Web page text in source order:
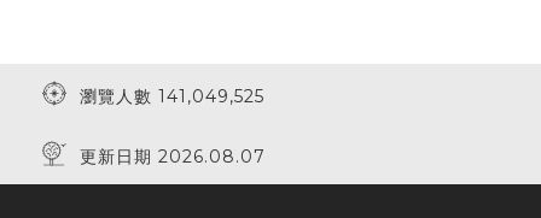
瀏覽人數 141,049,525
更新日期 2026.08.07